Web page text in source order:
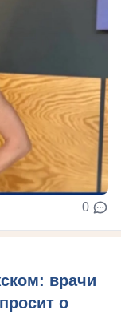
0
врачи
о